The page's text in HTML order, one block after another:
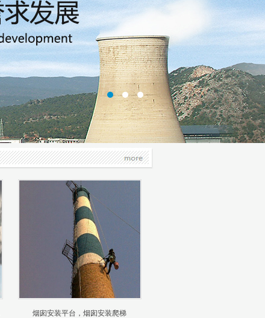
烟囱安装平台，烟囱安装爬梯